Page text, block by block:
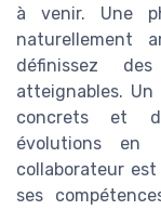
à venir. Une
naturellement
définissez
atteignables.
concrets et
évolutions en
collaborateur
ses